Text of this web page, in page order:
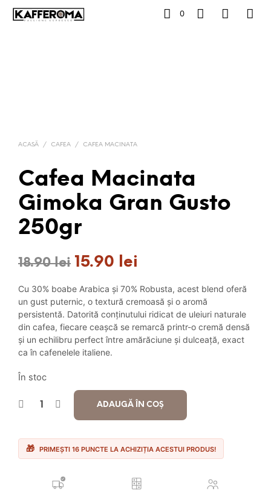
0
ACASĂ / CAFEA / CAFEA MACINATA
Cafea Macinata
Gimoka Gran Gusto
250gr
18.90lei Prețul
inițial
a
fost:
18.90 lei.
15.90 lei
curent
este:
15.90 lei.
Cu 30% boabe Arabica și 70% Robusta, acest blend oferă
un gust puternic, o textură cremoasă și o aromă
persistentă. Datorită conținutului ridicat de uleiuri naturale
din cafea, fiecare ceașcă se remarcă printr-o cremă densă
și un echilibru perfect între amărăciune și dulceață, exact
ca în cafenelele italiene.
În stoc
ADAUGĂ ÎN COȘ
PRIMEȘTI 16 PUNCTE LA ACHIZIȚIA ACESTUI PRODUS!